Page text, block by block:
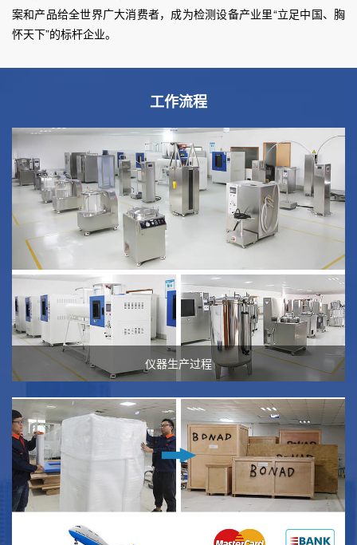
案和产品给全世界广大消费者，成为检测设备产业里“立足中国、胸
怀天下”的标杆企业。
工作流程
仪器生产过程